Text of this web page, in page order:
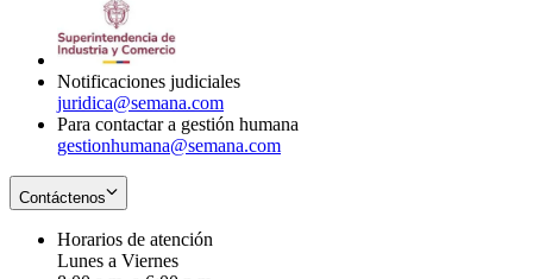
Notificaciones judiciales
juridica@semana.com
Para contactar a gestión humana
gestionhumana@semana.com
Contáctenos
Horarios de atención
Lunes a Viernes